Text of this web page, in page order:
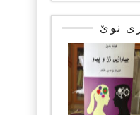
نوێ